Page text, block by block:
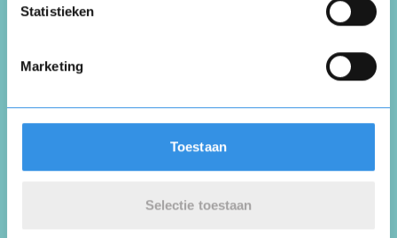
Statistieken
Marketing
Toestaan
Selectie toestaan